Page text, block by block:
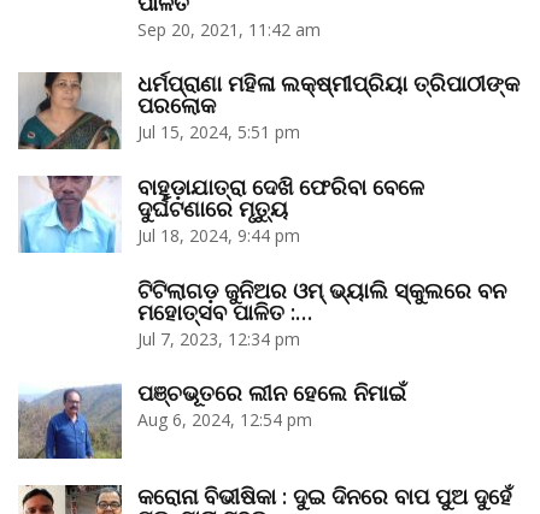
Sep 20, 2021, 11:42 am
ଧର୍ମପ୍ରାଣା ମହିଳା ଲକ୍ଷ୍ମୀପ୍ରିୟା ତ୍ରିପାଠୀଙ୍କ
ପରଲୋକ
Jul 15, 2024, 5:51 pm
ବାହୁଡ଼ାଯାତ୍ରା ଦେଖି ଫେରିବା ବେଳେ
ଦୁର୍ଘଟଣାରେ ମୃତ୍ୟୁ
Jul 18, 2024, 9:44 pm
ଟିଟିଲାଗଡ଼ ଜୁନିଅର ଓମ୍‌ ଭ୍ୟାଲି ସ୍କୁଲରେ ବନ
ମହୋତ୍ସବ ପାଳିତ :…
Jul 7, 2023, 12:34 pm
ପଞ୍ଚଭୂତରେ ଲୀନ ହେଲେ ନିମାଇଁ
Aug 6, 2024, 12:54 pm
କରୋନା ବିଭୀଷିକା : ଦୁଇ ଦିନରେ ବାପ ପୁଅ ଦୁହେଁ